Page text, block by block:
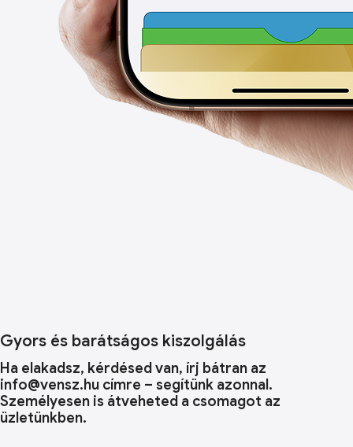
Gyors és barátságos kiszolgálás
Ha elakadsz, kérdésed van, írj bátran az
info@vensz.hu címre – segítünk azonnal.
Személyesen is átveheted a csomagot az
üzletünkben.